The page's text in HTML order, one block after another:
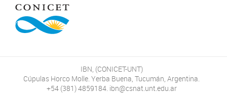
IBN, (CONICET-UNT)
Cúpulas Horco Molle. Yerba Buena, Tucumán, Argentina.
+54 (381) 4859184. ibn@csnat.unt.edu.ar